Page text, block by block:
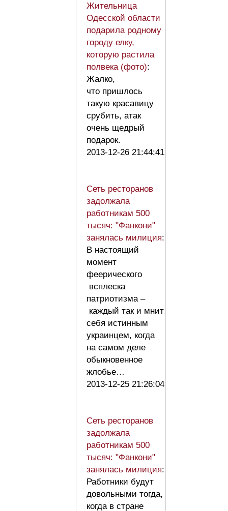
Жительница
Одесской области
подарила родному
городу елку,
которую растила
полвека (фото):
Жалко,
что пришлось
такую красавицу
срубить, атак
очень щедрый
подарок.
2013-12-26 21:44:41
Сеть ресторанов
задолжала
работникам 500
тысяч: "Фанкони"
занялась милиция:
В настоящий
момент
феерического
всплеска
патриотизма –
каждый так и мнит
себя истинным
украинцем, когда
на самом деле
обыкновенное
жлобье…
2013-12-25 21:26:04
Сеть ресторанов
задолжала
работникам 500
тысяч: "Фанкони"
занялась милиция:
Работники будут
довольными тогда,
когда в стране